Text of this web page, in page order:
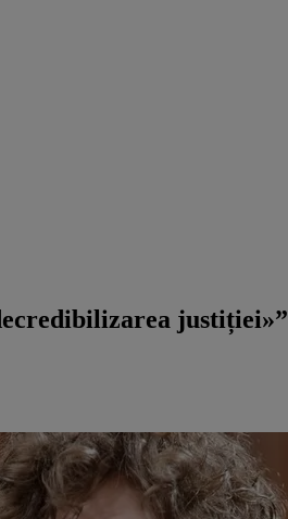
justiției»”